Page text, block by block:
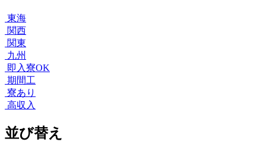
東海
関西
関東
九州
即入寮OK
期間工
寮あり
高収入
並び替え